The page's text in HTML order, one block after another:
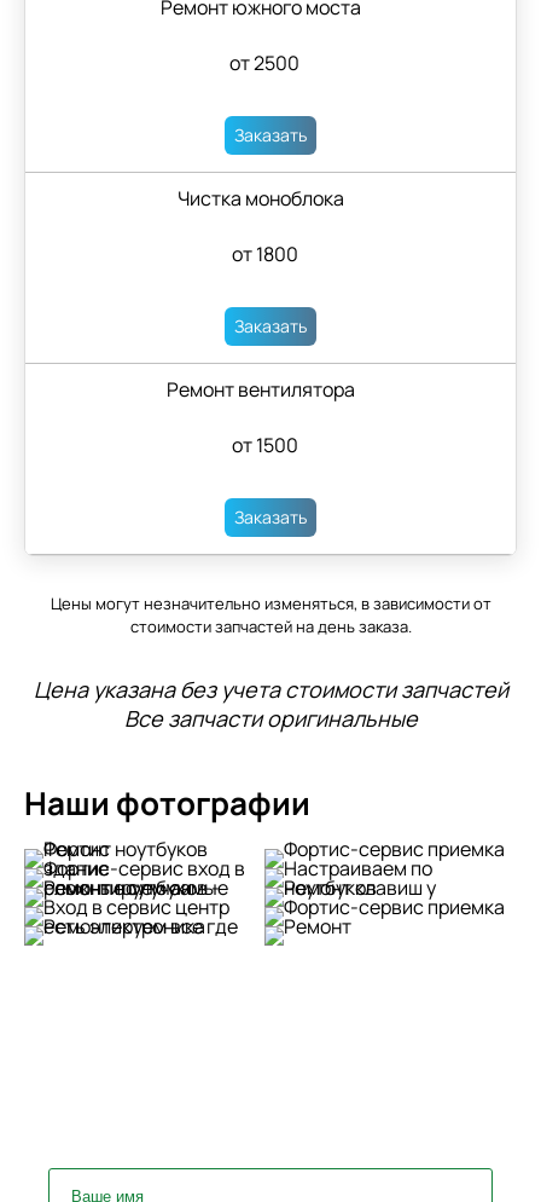
Ремонт южного моста
от 2500
Заказать
Чистка моноблока
от 1800
Заказать
Ремонт вентилятора
от 1500
Заказать
Цены могут незначительно изменяться, в зависимости от
стоимости запчастей на день заказа.
Цена указана без учета стоимости запчастей
Все запчасти оригинальные
Наши фотографии